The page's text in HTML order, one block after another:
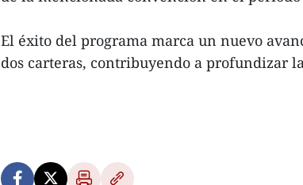
El éxito del programa marca un nuevo
dos carteras, contribuyendo a profundizar